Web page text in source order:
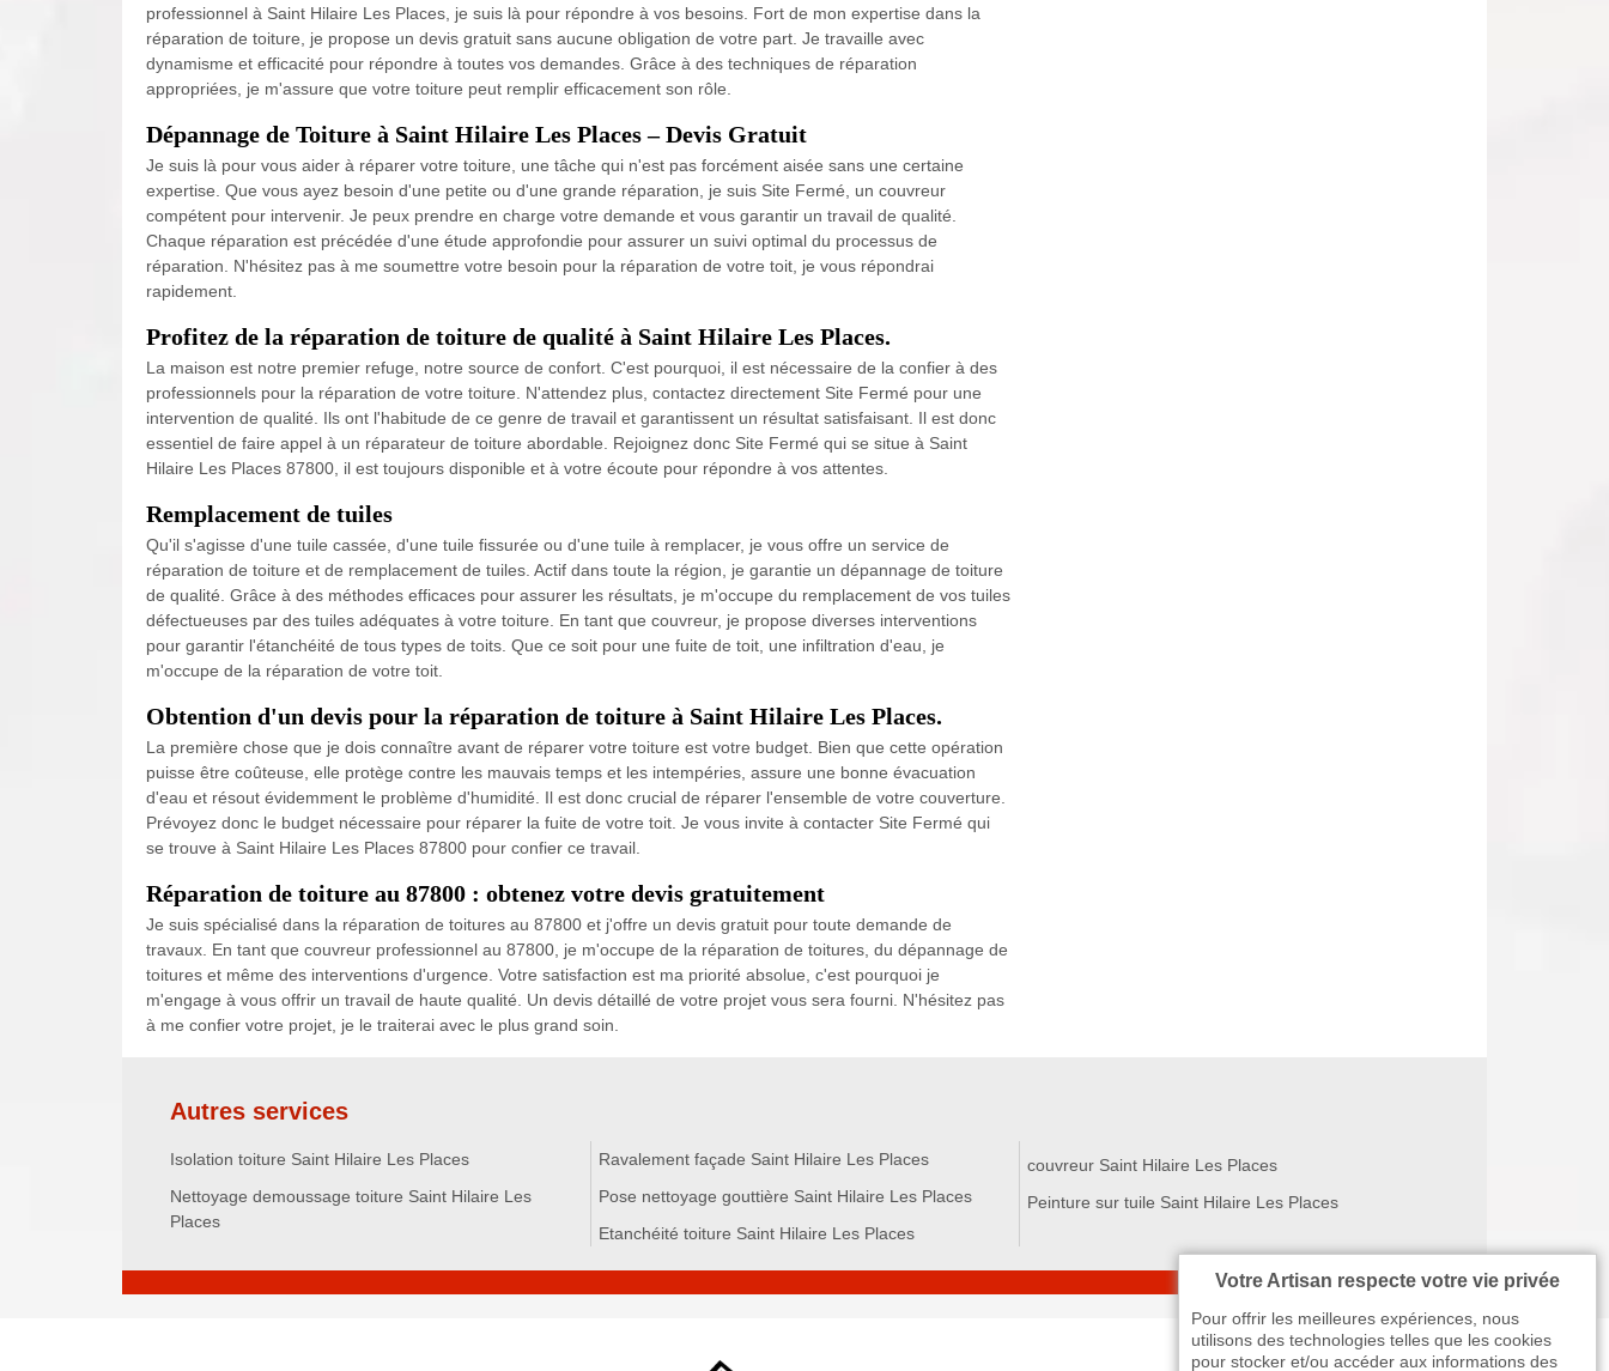
professionnel à Saint Hilaire Les Places, je suis là pour répondre à vos besoins. Fort de mon expertise dans la
réparation de toiture, je propose un devis gratuit sans aucune obligation de votre part. Je travaille avec
dynamisme et efficacité pour répondre à toutes vos demandes. Grâce à des techniques de réparation
appropriées, je m'assure que votre toiture peut remplir efficacement son rôle.
Dépannage de Toiture à Saint Hilaire Les Places – Devis Gratuit
Je suis là pour vous aider à réparer votre toiture, une tâche qui n'est pas forcément aisée sans une certaine
expertise. Que vous ayez besoin d'une petite ou d'une grande réparation, je suis Site Fermé, un couvreur
compétent pour intervenir. Je peux prendre en charge votre demande et vous garantir un travail de qualité.
Chaque réparation est précédée d'une étude approfondie pour assurer un suivi optimal du processus de
réparation. N'hésitez pas à me soumettre votre besoin pour la réparation de votre toit, je vous répondrai
rapidement.
Profitez de la réparation de toiture de qualité à Saint Hilaire Les Places.
La maison est notre premier refuge, notre source de confort. C'est pourquoi, il est nécessaire de la confier à des
professionnels pour la réparation de votre toiture. N'attendez plus, contactez directement Site Fermé pour une
intervention de qualité. Ils ont l'habitude de ce genre de travail et garantissent un résultat satisfaisant. Il est donc
essentiel de faire appel à un réparateur de toiture abordable. Rejoignez donc Site Fermé qui se situe à Saint
Hilaire Les Places 87800, il est toujours disponible et à votre écoute pour répondre à vos attentes.
Remplacement de tuiles
Qu'il s'agisse d'une tuile cassée, d'une tuile fissurée ou d'une tuile à remplacer, je vous offre un service de
réparation de toiture et de remplacement de tuiles. Actif dans toute la région, je garantie un dépannage de toiture
de qualité. Grâce à des méthodes efficaces pour assurer les résultats, je m'occupe du remplacement de vos tuiles
défectueuses par des tuiles adéquates à votre toiture. En tant que couvreur, je propose diverses interventions
pour garantir l'étanchéité de tous types de toits. Que ce soit pour une fuite de toit, une infiltration d'eau, je
m'occupe de la réparation de votre toit.
Obtention d'un devis pour la réparation de toiture à Saint Hilaire Les Places.
La première chose que je dois connaître avant de réparer votre toiture est votre budget. Bien que cette opération
puisse être coûteuse, elle protège contre les mauvais temps et les intempéries, assure une bonne évacuation
d'eau et résout évidemment le problème d'humidité. Il est donc crucial de réparer l'ensemble de votre couverture.
Prévoyez donc le budget nécessaire pour réparer la fuite de votre toit. Je vous invite à contacter Site Fermé qui
se trouve à Saint Hilaire Les Places 87800 pour confier ce travail.
Réparation de toiture au 87800 : obtenez votre devis gratuitement
Je suis spécialisé dans la réparation de toitures au 87800 et j'offre un devis gratuit pour toute demande de
travaux. En tant que couvreur professionnel au 87800, je m'occupe de la réparation de toitures, du dépannage de
toitures et même des interventions d'urgence. Votre satisfaction est ma priorité absolue, c'est pourquoi je
m'engage à vous offrir un travail de haute qualité. Un devis détaillé de votre projet vous sera fourni. N'hésitez pas
à me confier votre projet, je le traiterai avec le plus grand soin.
Autres services
Isolation toiture Saint Hilaire Les Places
Nettoyage demoussage toiture Saint Hilaire Les
Places
Ravalement façade Saint Hilaire Les Places
Pose nettoyage gouttière Saint Hilaire Les Places
Etanchéité toiture Saint Hilaire Les Places
couvreur Saint Hilaire Les Places
Peinture sur tuile Saint Hilaire Les Places
Votre Artisan respecte votre vie privée
Pour offrir les meilleures expériences, nous
utilisons des technologies telles que les cookies
pour stocker et/ou accéder aux informations des